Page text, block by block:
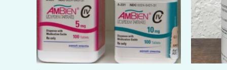
525,00 €
Le
opzioni
possono